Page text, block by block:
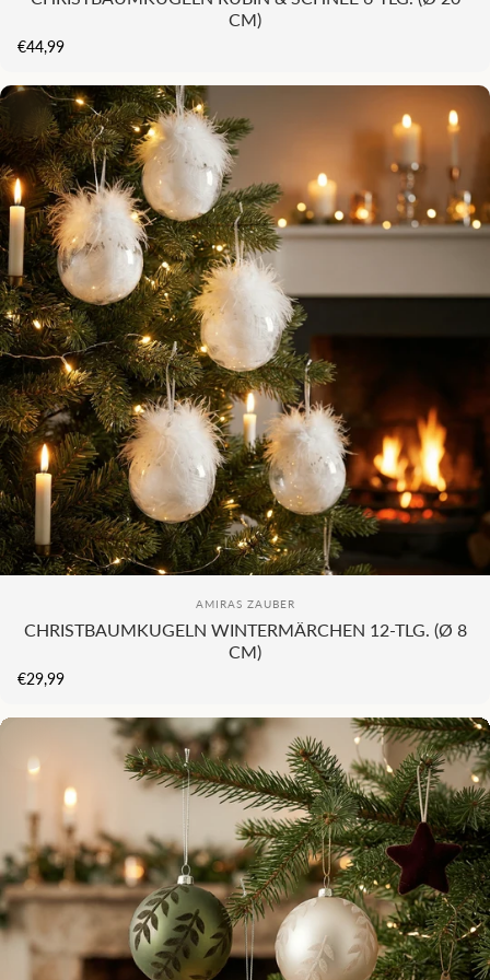
CM)
€44,99
COMING SOON...
Anbieter:
AMIRAS ZAUBER
CHRISTBAUMKUGELN WINTERMÄRCHEN 12-TLG. (Ø 8
CM)
€29,99